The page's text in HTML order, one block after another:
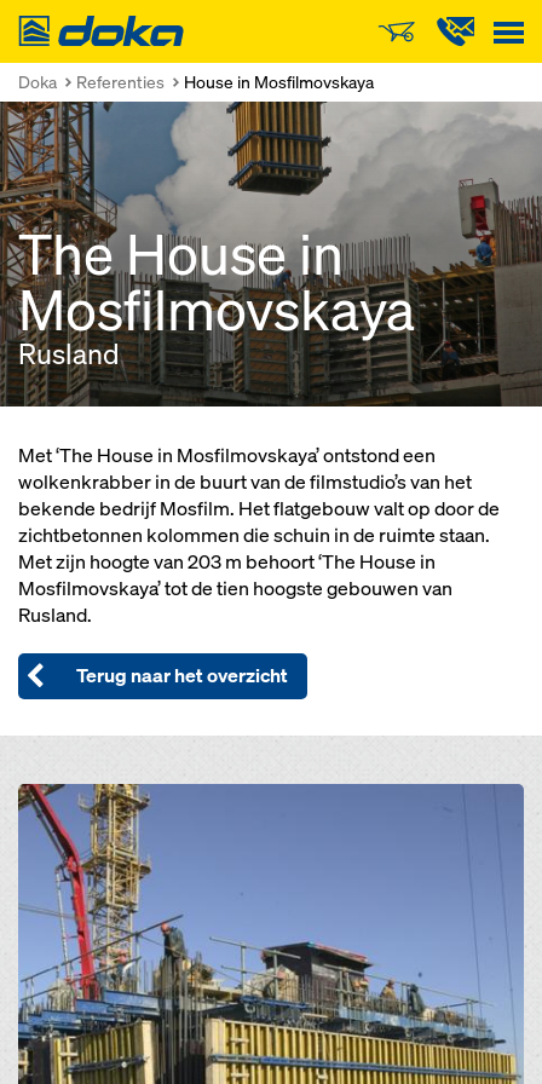
Doka
Doka Referenties House in Mosfilmovskaya
The House in
Mosfilmovskaya
Rusland
Met ‘The House in Mosfilmovskaya’ ontstond een
wolkenkrabber in de buurt van de filmstudio’s van het
bekende bedrijf Mosfilm. Het flatgebouw valt op door de
zichtbetonnen kolommen die schuin in de ruimte staan.
Met zijn hoogte van 203 m behoort ‘The House in
Mosfilmovskaya’ tot de tien hoogste gebouwen van
Rusland.
Terug naar het overzicht
Open